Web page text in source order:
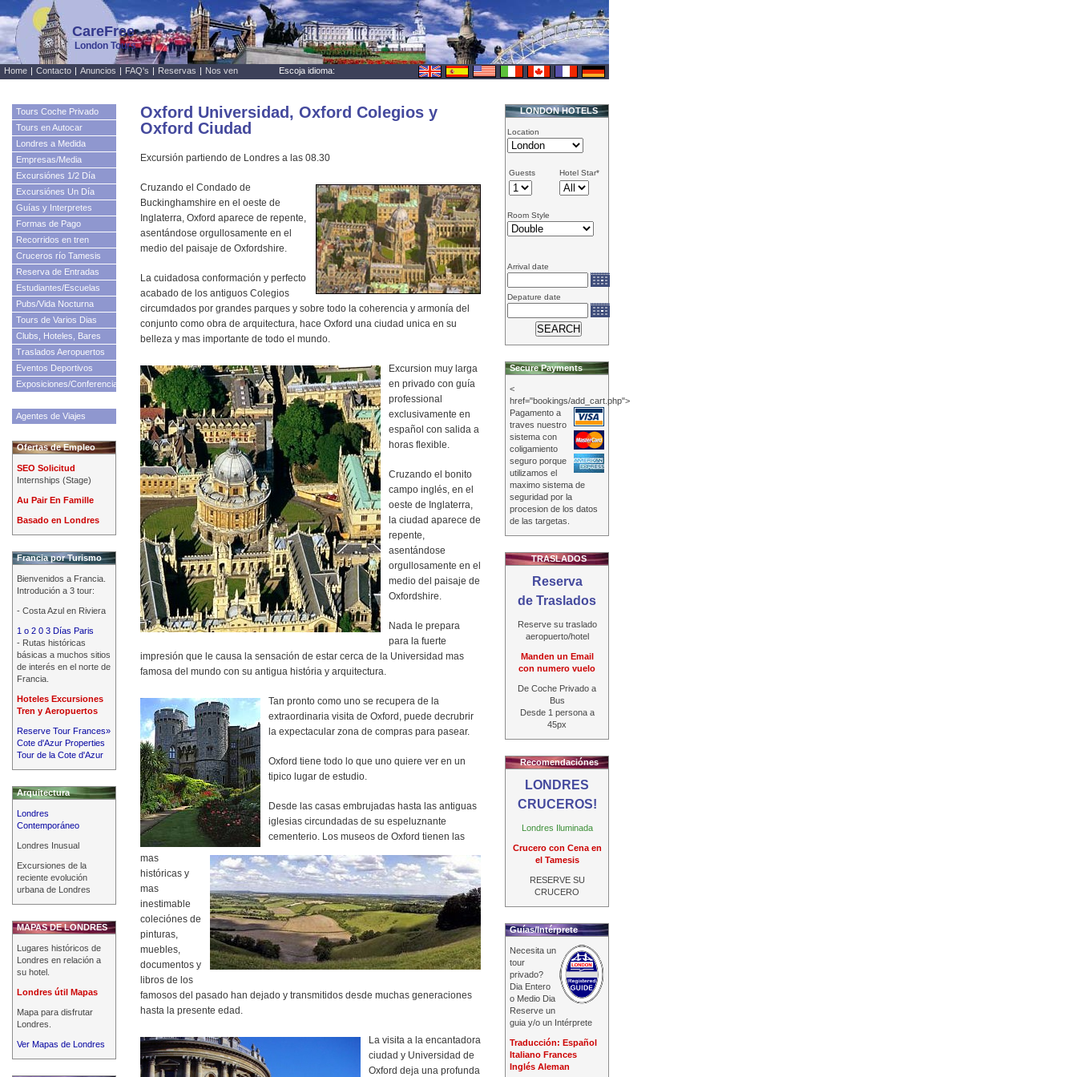
CareFree
London Tours
Oxford Universidad, Oxford Colegios y
Oxford Ciudad
Excursión partiendo de Londres a las 08.30
Cruzando el Condado de
Buckinghamshire en el oeste de
Inglaterra, Oxford aparece de repente,
asentándose orgullosamente en el
medio del paisaje de Oxfordshire.
La cuidadosa conformación y perfecto
acabado de los antiguos Colegios
circumdados por grandes parques y sobre todo la coherencia y armonía del
conjunto como obra de arquitectura, hace Oxford una ciudad unica en su
belleza y mas importante de todo el mundo.
Excursion muy larga
en privado con guía
professional
exclusivamente en
español con salida a
horas flexible.
Cruzando el bonito
campo inglés, en el
oeste de Inglaterra,
la ciudad aparece de
repente,
asentándose
orgullosamente en el
medio del paisaje de
Oxfordshire.
Nada le prepara
para la fuerte
impresión que le causa la sensación de estar cerca de la Universidad mas
famosa del mundo con su antigua história y arquitectura.
Tan pronto como uno se recupera de la
extraordinaria visita de Oxford, puede decrubrir
la expectacular zona de compras para pasear.
Oxford tiene todo lo que uno quiere ver en un
tipico lugar de estudio.
Desde las casas embrujadas hasta las antiguas
iglesias circundadas de su espeluznante
cementerio. Los museos de Oxford tienen las
mas
históricas y
mas
inestimable
coleciónes de
pinturas,
muebles,
documentos y
libros de los
famosos del pasado han dejado y transmitidos desde muchas generaciones
hasta la presente edad.
La visita a la encantadora
ciudad y Universidad de
Oxford deja una profunda
LONDON HOTELS
Location
Guests Hotel Star*
Room Style
Arrival date
Depature date
Secure Payments
<
href="bookings/add_cart.php">
Pagamento a
traves nuestro
sistema con
coligamiento
seguro porque
utilizamos el
maximo sistema de
seguridad por la
procesion de los datos
de las targetas.
TRASLADOS
Reserva
de Traslados
Reserve su traslado
aeropuerto/hotel
Manden un Email
con numero vuelo
De Coche Privado a
Bus
Desde 1 persona a
45px
Recomendaciónes
LONDRES
CRUCEROS!
Londres Iluminada
Crucero con Cena en
el Tamesis
RESERVE SU
CRUCERO
Guías/Intérprete
Necesita un
tour
privado?
Dia Entero
o Medio Dia
Reserve un
guia y/o un Intérprete
Traducción: Español
Italiano Frances
Inglés Aleman
Home | Contacto | Anuncios | FAQ's | Reservas | Nos ven Escoja idioma:
Tours Coche Privado
Tours en Autocar
Londres a Medida
Empresas/Media
Excursiónes 1/2 Día
Excursiónes Un Día
Guías y Interpretes
Formas de Pago
Recorridos en tren
Cruceros río Tamesis
Reserva de Entradas
Estudiantes/Escuelas
Pubs/Vida Nocturna
Tours de Varios Dias
Clubs, Hoteles, Bares
Traslados Aeropuertos
Eventos Deportivos
Exposiciones/Conferencias
Agentes de Viajes
Ofertas de Empleo
SEO Solicitud
Internships (Stage)
Au Pair En Famille
Basado en Londres
Francia por Turismo
Bienvenidos a Francia.
Introdución a 3 tour:
- Costa Azul en Riviera
1 o 2 0 3 Días Paris
- Rutas históricas
básicas a muchos sitios
de interés en el norte de
Francia.
Hoteles Excursiones
Tren y Aeropuertos
Reserve Tour Frances»
Cote d'Azur Properties
Tour de la Cote d'Azur
Arquitectura
Londres
Contemporáneo
Londres Inusual
Excursiones de la
reciente evolución
urbana de Londres
MAPAS DE LONDRES
Lugares históricos de
Londres en relación a
su hotel.
Londres útil Mapas
Mapa para disfrutar
Londres.
Ver Mapas de Londres